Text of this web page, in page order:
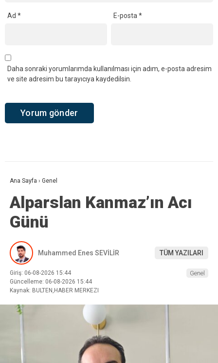
Ad * E-posta*
Daha sonraki yorumlarımda kullanılması için adım, e-posta adresim
ve site adresim bu tarayıcıya kaydedilsin.
Ana Sayfa › Genel
Alparslan Kanmaz’ın Acı
Günü
Muhammed Enes SEVİLİR TÜM YAZILARI
Giriş: 06-08-2026 15:44
Güncelleme: 06-08-2026 15:44
Kaynak: BULTEN,HABER MERKEZI
Genel